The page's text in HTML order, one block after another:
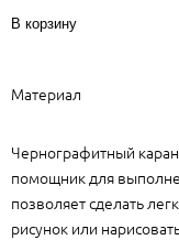
В корзину
Материал
Чернографитный
помощник для
позволяет сделать
рисунок или